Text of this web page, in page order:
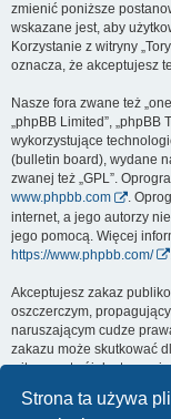
Strona ta używa
zmienić poniższe
wskazane jest, aby
Korzystanie z witryny
oznacza, że akceptujesz
Nasze fora zwane też
„phpBB Limited”, „phpBB
wykorzystujące
(bulletin board), wydane
zwanej też „GPL”.
www.phpbb.com
.
internet, a jego autorzy
jego pomocą. Więcej
https://www.phpbb.com/
Akceptujesz zakaz
oszczerczym,
naruszającym cudze
zakazu może skutkować
witryny, a twój dostawca
niewłaściwym
może w każdej chwili